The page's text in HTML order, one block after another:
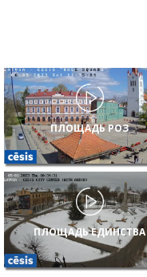
ПЛОЩАДЬ РОЗ
ПЛОЩАДЬ ЕДИНСТВА